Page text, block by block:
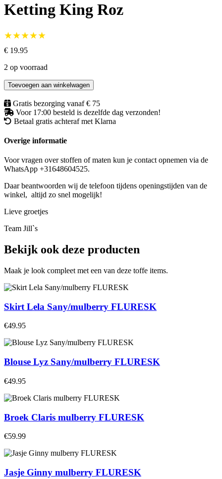
Ketting King Roz
★★★★★
€ 19.95
2 op voorraad
Toevoegen aan winkelwagen
Gratis bezorging vanaf € 75
Voor 17:00 besteld is dezelfde dag verzonden!
Betaal gratis achteraf met Klarna
Overige informatie
Voor vragen over stoffen of maten kun je contact opnemen via de
WhatsApp +31648604525.
Daar beantwoorden wij de telefoon tijdens openingstijden van de
winkel, altijd zo snel mogelijk!
Lieve groetjes
Team Jill`s
Bekijk ook deze producten
Maak je look compleet met een van deze toffe items.
Skirt Lela Sany/mulberry FLURESK
€49.95
Blouse Lyz Sany/mulberry FLURESK
€49.95
Broek Claris mulberry FLURESK
€59.99
Jasje Ginny mulberry FLURESK